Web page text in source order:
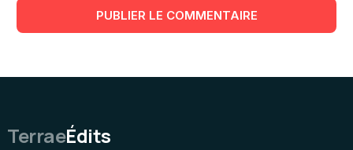
TerraeÉdits